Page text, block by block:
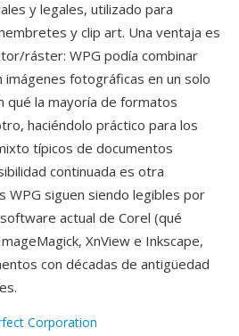
y legales, utilizado para
y clip art. Una ventaja es
ráster: WPG podía combinar
imágenes fotográficas en un solo
qué la mayoría de formatos
haciéndolo práctico para los
típicos de documentos
continuada es otra
siguen siendo legibles por
actual de Corel (qué
XnView e Inkscape,
con décadas de antigüedad
Corporation